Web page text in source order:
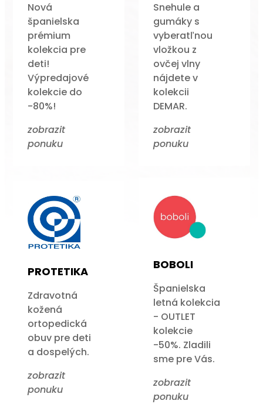
Nová
španielska
prémium
kolekcia pre
deti!
Výpredajové
kolekcie do
-80%!
zobrazit
ponuku
Snehule a
gumáky s
vyberatľnou
vložkou z
ovčej vlny
nájdete v
kolekcii
DEMAR.
zobrazit
ponuku
PROTETIKA
Zdravotná
kožená
ortopedická
obuv pre deti
a dospelých.
zobrazit
ponuku
BOBOLI
Španielska
letná kolekcia
- OUTLET
kolekcie
-50%. Zladili
sme pre Vás.
zobrazit
ponuku